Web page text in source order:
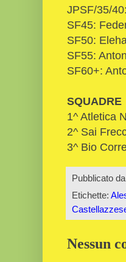
JPSF/35/
SF45:
SF50:
SF55:
SF60+:
SQUADRE
1^ Atletica
2^ Sai
3^ Bio
Pubblicato da
Etichette:
Nessun